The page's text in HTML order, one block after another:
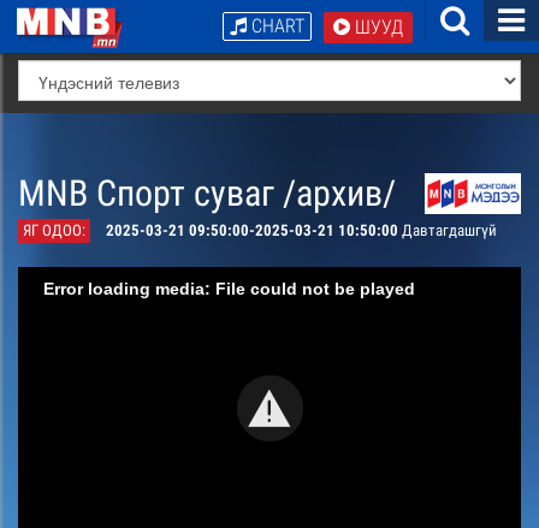
ШУУД
CHART
MNB Спорт суваг /архив/
ЯГ ОДОО: 2025-03-21 09:50:00-2025-03-21 10:50:00 Давтагдашгүй
Error loading media: File could not be played